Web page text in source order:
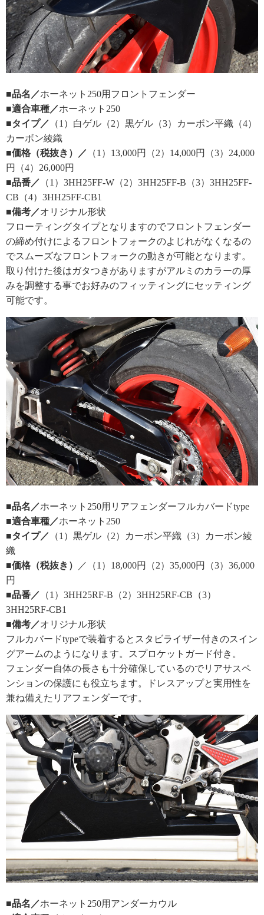
■品名／ホーネット250用フロントフェンダー
■適合車種／ホーネット250
■タイプ／
（1）白ゲル（2）黒ゲル（3）カーボン平織（4）
カーボン綾織
■価格（税抜き）／
（1）13,000円（2）14,000円（3）24,000
円（4）26,000円
■品番／
（1）3HH25FF-W（2）3HH25FF-B（3）3HH25FF-
CB（4）3HH25FF-CB1
■備考／オリジナル形状
フローティングタイプとなりますのでフロントフェンダー
の締め付けによるフロントフォークのよじれがなくなるの
でスムーズなフロントフォークの動きが可能となります。
取り付けた後はガタつきがありますがアルミのカラーの厚
みを調整する事でお好みのフィッティングにセッティング
可能です。
■品名／ホーネット250用リアフェンダーフルカバードtype
■適合車種／ホーネット250
■タイプ／
（1）黒ゲル（2）カーボン平織（3）カーボン綾
織
■価格（税抜き）
／（1）18,000円（2）35,000円（3）36,000
円
■品番／
（1）3HH25RF-B（2）3HH25RF-CB（3）
3HH25RF-CB1
■備考／オリジナル形状
フルカバードtypeで装着するとスタビライザー付きのスイン
グアームのようになります。スプロケットガード付き。
フェンダー自体の長さも十分確保しているのでリアサスペ
ンションの保護にも役立ちます。ドレスアップと実用性を
兼ね備えたリアフェンダーです。
■品名／ホーネット250用アンダーカウル